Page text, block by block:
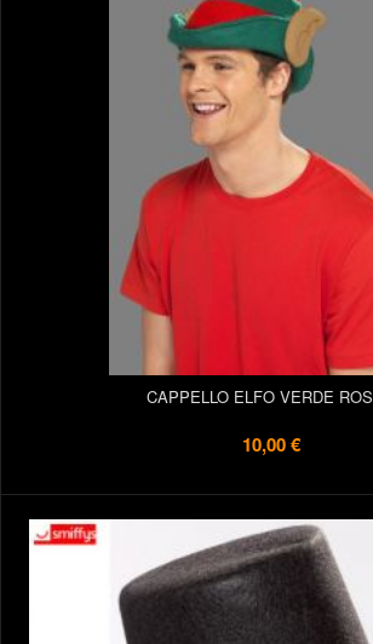
CAPPELLO ELFO VERDE
10,00 €